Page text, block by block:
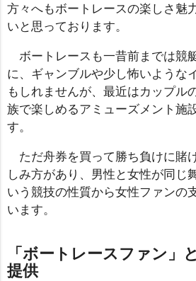
方々へもボートレースの楽しさ魅
いと思っております。
ボートレースも一昔前までは競
に、ギャンブルや少し怖いような
もしれませんが、最近はカップル
族で楽しめるアミューズメント施
す。
ただ舟券を買って勝ち負けに賭
しみ方があり、男性と女性が同じ
いう競技の性質から女性ファンの
います。
「ボートレースファン」
提供